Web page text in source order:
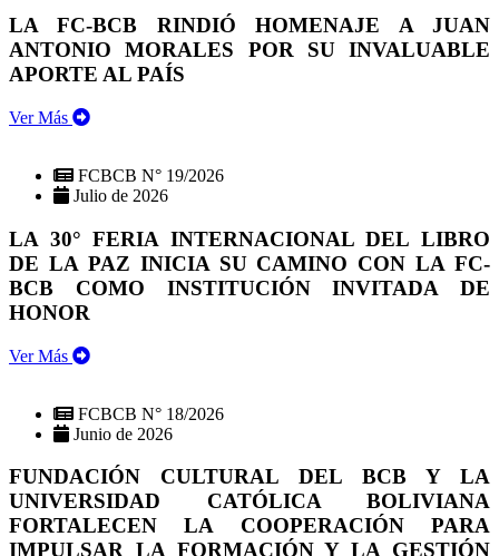
LA FC-BCB RINDIÓ HOMENAJE A JUAN
ANTONIO MORALES POR SU INVALUABLE
APORTE AL PAÍS
Ver Más
FCBCB N° 19/2026
Julio de 2026
LA 30° FERIA INTERNACIONAL DEL LIBRO
DE LA PAZ INICIA SU CAMINO CON LA FC-
BCB COMO INSTITUCIÓN INVITADA DE
HONOR
Ver Más
FCBCB N° 18/2026
Junio de 2026
FUNDACIÓN CULTURAL DEL BCB Y LA
UNIVERSIDAD CATÓLICA BOLIVIANA
FORTALECEN LA COOPERACIÓN PARA
IMPULSAR LA FORMACIÓN Y LA GESTIÓN